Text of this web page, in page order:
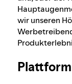
wir unseren